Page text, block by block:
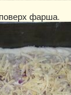
фарша.